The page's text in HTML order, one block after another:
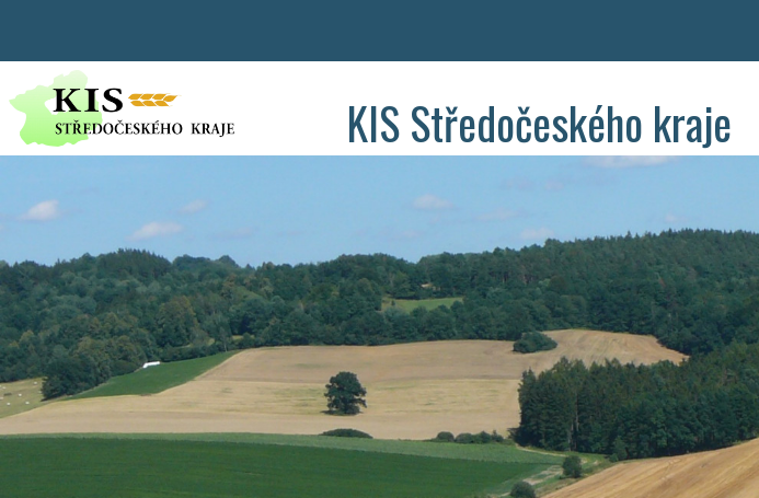
KIS Středočeského kraje